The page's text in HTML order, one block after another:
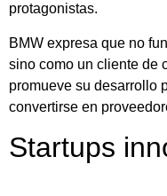
protagonistas.
BMW expresa que no
sino como un cliente de
promueve su desarrollo
convertirse en
Startups